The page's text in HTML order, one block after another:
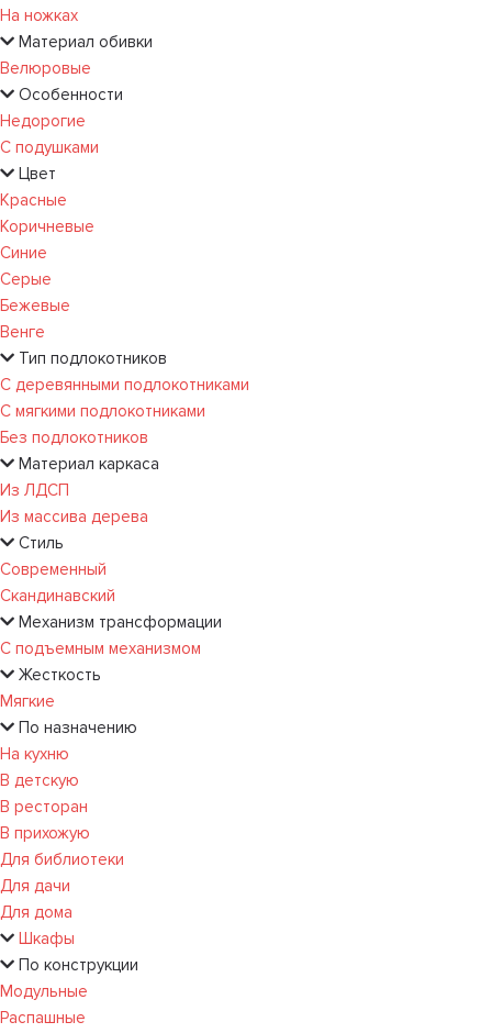
На ножках
Материал обивки
Велюровые
Особенности
Недорогие
С подушками
Цвет
Красные
Коричневые
Синие
Серые
Бежевые
Венге
Тип подлокотников
С деревянными подлокотниками
С мягкими подлокотниками
Без подлокотников
Материал каркаса
Из ЛДСП
Из массива дерева
Стиль
Современный
Скандинавский
Механизм трансформации
С подъемным механизмом
Жесткость
Мягкие
По назначению
На кухню
В детскую
В ресторан
В прихожую
Для библиотеки
Для дачи
Для дома
Шкафы
По конструкции
Модульные
Распашные